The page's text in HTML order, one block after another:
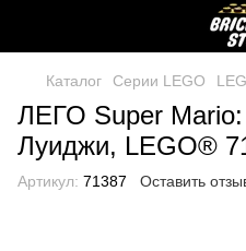
Каталог Серии LEGO
ЛЕГО Super
Луиджи, LEGO®
Артикул: 71387 Оставить